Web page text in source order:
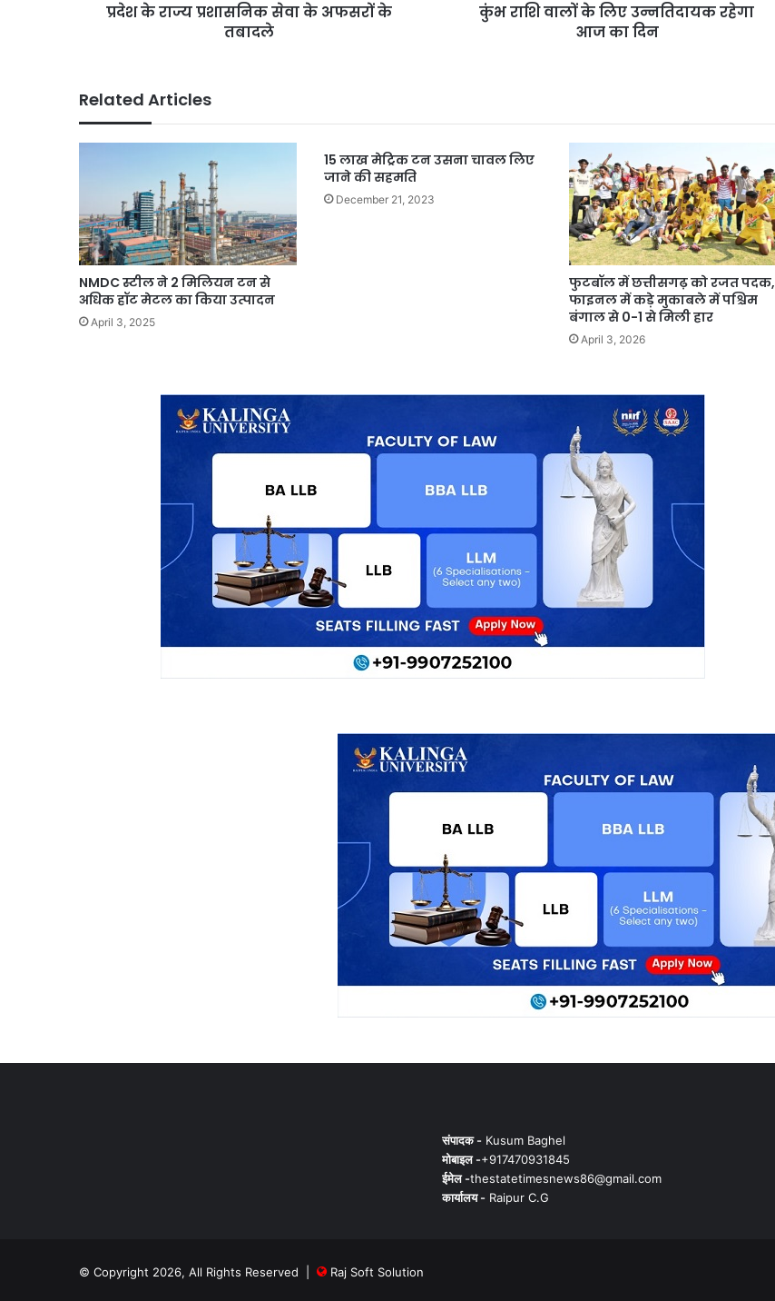
प्रदेश के राज्य प्रशासनिक सेवा के अफसरों के
तबादले
कुंभ राशि वालों के लिए उन्नतिदायक रहेगा
आज का दिन
Related Articles
NMDC स्टील ने 2 मिलियन टन से
अधिक हॉट मेटल का किया उत्पादन
April 3, 2025
15 लाख मेट्रिक टन उसना चावल लिए
जाने की सहमति
December 21, 2023
फुटबॉल में छत्तीसगढ़ को रजत पदक,
फाइनल में कड़े मुकाबले में पश्चिम
बंगाल से 0-1 से मिली हार
April 3, 2026
संपादक -Kusum Baghel
मोबाइल -+917470931845
ईमेल -thestatetimesnews86@gmail.com
कार्यालय -Raipur C.G
© Copyright 2026, All Rights Reserved | Raj Soft Solution